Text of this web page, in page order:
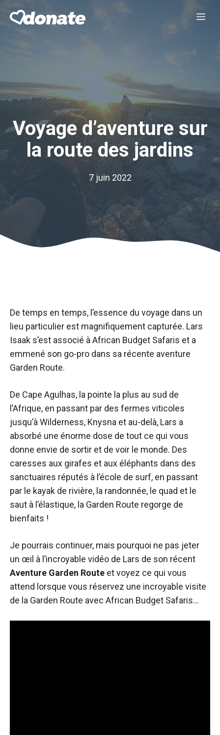
Voyage d’aventure sur
la route des jardins
7 juin 2022
De temps en temps, l’essence du voyage dans un
lieu particulier est magnifiquement capturée. Lars
Isaak s’est associé à African Budget Safaris et a
emmené son go-pro dans sa récente aventure
Garden Route.
De Cape Agulhas, la pointe la plus au sud de
l’Afrique, en passant par des fermes viticoles
jusqu’à Wilderness, Knysna et au-delà, Lars a
absorbé une énorme dose de tout ce qui vous
donne envie de sortir et de voir le monde. Des
caresses aux girafes et aux éléphants dans des
sanctuaires réputés à l’école de surf, en passant
par le kayak de rivière, la randonnée, le quad et le
saut à l’élastique, la Garden Route regorge de
bienfaits !
Je pourrais continuer, mais pourquoi ne pas jeter
un œil à l’incroyable vidéo de Lars de son récent
Aventure Garden Route et voyez ce qui vous
attend lorsque vous réservez une incroyable visite
de la Garden Route avec African Budget Safaris…